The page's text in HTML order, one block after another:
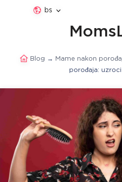
bs
Blog → Mame nakon
porođaja: uzroci